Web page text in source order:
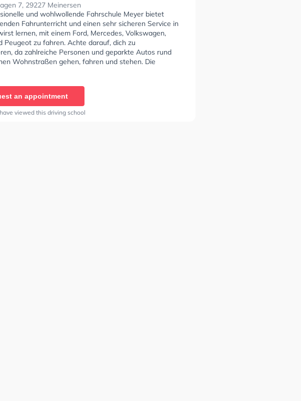
7, 29227 Meinersen
und wohlwollende Fahrschule Meyer bietet
Fahrunterricht und einen sehr sicheren Service in
lernen, mit einem Ford, Mercedes, Volkswagen,
Peugeot zu fahren. Achte darauf, dich zu
da zahlreiche Personen und geparkte Autos rund
Wohnstraßen gehen, fahren und stehen. Die
bietet Exzellente Bedingungen um deine Klasse A1,
zu erhalten. In der Fahrschule Meyer Sie
Termin online anfragen.
an appointment
viewed this driving school